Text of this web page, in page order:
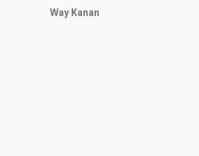
Way Kanan